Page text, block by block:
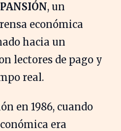
, un
económica
hacia un
lectores de pago y
real.
en 1986, cuando
era